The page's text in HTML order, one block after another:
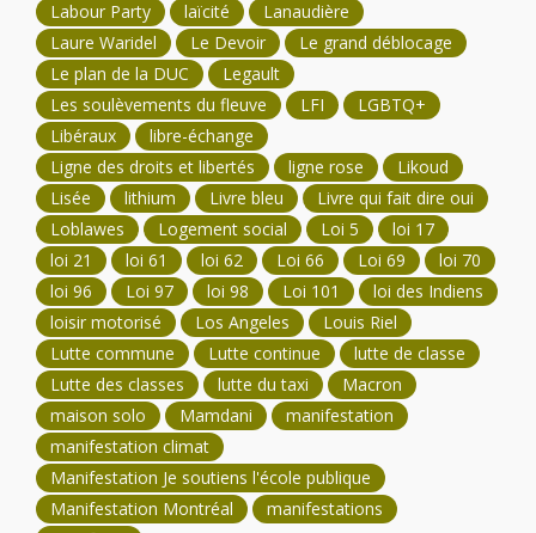
Labour Party
laïcité
Lanaudière
Laure Waridel
Le Devoir
Le grand déblocage
Le plan de la DUC
Legault
Les soulèvements du fleuve
LFI
LGBTQ+
Libéraux
libre-échange
Ligne des droits et libertés
ligne rose
Likoud
Lisée
lithium Livre bleu
Livre qui fait dire oui
Loblawes
Logement social Loi 5
loi 17
loi 21
loi 61 loi 62 Loi 66 Loi 69
loi 70
loi 96
Loi 97 loi 98 Loi 101
loi des Indiens
loisir motorisé
Los Angeles
Louis Riel
Lutte commune
Lutte continue
lutte de classe
Lutte des classes
lutte du taxi
Macron
maison solo
Mamdani
manifestation
manifestation climat
Manifestation Je soutiens l'école publique
Manifestation Montréal
manifestations